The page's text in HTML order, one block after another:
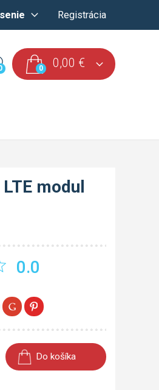
Registrácia
0 0,00 €
modul
0.0
Do košíka